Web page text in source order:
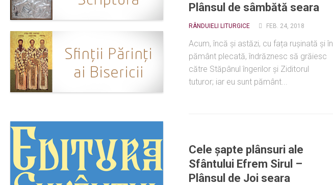
Plânsul de sâmbătă seara
RÂNDUIELI LITURGICE FEB. 24, 2018
Acum, încă și astăzi, cu fața rușinată și în
pământ plecată, îndrăznesc să grăiesc
către Stăpânul îngerilor și Ziditorul
tuturor; iar eu sunt pământ...
Cele șapte plânsuri ale
Sfântului Efrem Sirul –
Plânsul de Joi seara